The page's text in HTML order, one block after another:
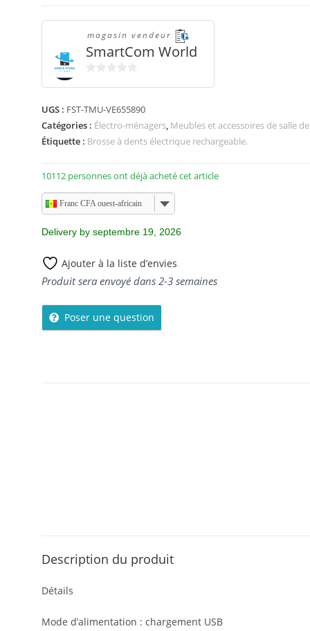
magasin vendeur
SmartCom World
u
r
5
UGS : FST-TMU-VE655890
Catégories : Électro-ménagers Meubles et accessoires de salle
Étiquette : Brosse à dents électrique rechargeable.
10112 personnes ont déjà acheté cet article
Franc CFA ouest-africain
Delivery by septembre 19, 2026
Ajouter à la liste d’envies
Produit sera envoyé dans 2-3 semaines
Poser une question
Description du produit
Détails
Mode d’alimentation : chargement USB